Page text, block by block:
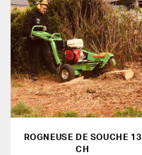
ROGNEUSE DE SOUCHE 13
CH